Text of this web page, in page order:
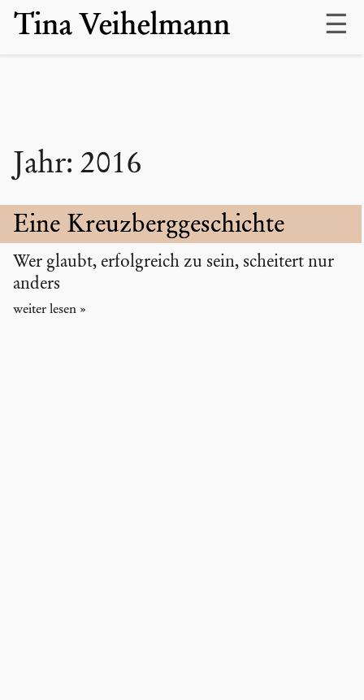
Skip
Tina Veihelmann
Jahr: 2016
Eine Kreuzberg­geschichte
Wer glaubt, erfolgreich zu sein, scheitert nur
anders